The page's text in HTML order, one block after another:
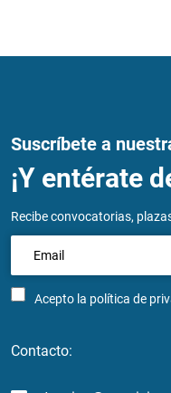
Suscríbete a
¡Y entérate
Recibe convocatorias,
Acepto la política de
Contacto: